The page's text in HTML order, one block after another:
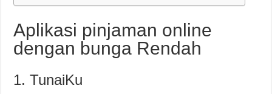
Aplikasi pinjaman online
dengan bunga Rendah
1. TunaiKu